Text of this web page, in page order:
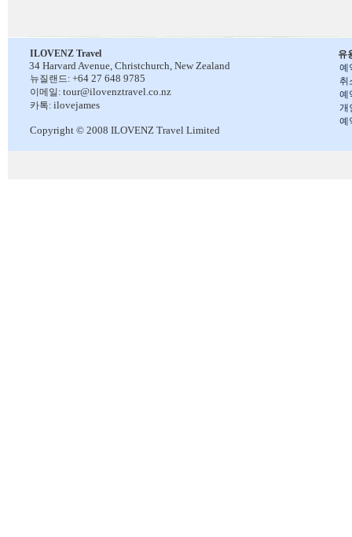
유
예
취
예
개
예
ILOVENZ Travel
34 Harvard Avenue, Christchurch, New Zealand
뉴질랜드: +64 27 648 9785
이메일: tour@ilovenztravel.co.nz
카톡: ilovejames
Copyright © 2008 ILOVENZ Travel Limited